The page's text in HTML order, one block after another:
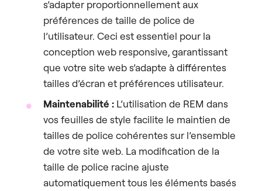
s’adapter proportionnellement aux
préférences de taille de police de
l’utilisateur. Ceci est essentiel pour la
conception web responsive, garantissant
que votre site web s’adapte à différentes
tailles d’écran et préférences utilisateur.
Maintenabilité : L’utilisation de REM dans
vos feuilles de style facilite le maintien de
tailles de police cohérentes sur l’ensemble
de votre site web. La modification de la
taille de police racine ajuste
automatiquement tous les éléments basés